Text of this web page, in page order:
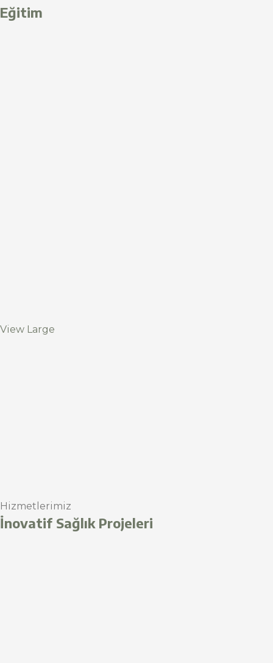
Eğitim
View Large
Hizmetlerimiz
İnovatif Sağlık Projeleri